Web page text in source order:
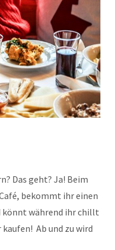
Das geht? Ja! Beim
bekommt ihr einen
könnt während ihr chillt
Ab und zu wird